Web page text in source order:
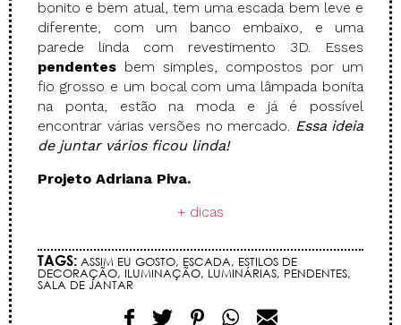
bonito e bem atual, tem uma escada bem leve e
diferente, com um banco embaixo, e uma
parede linda com revestimento 3D. Esses
pendentes bem simples, compostos por um
fio grosso e um bocal com uma lâmpada bonita
na ponta, estão na moda e já é possível
encontrar várias versões no mercado. Essa ideia
de juntar vários ficou linda!
Projeto Adriana Piva.
+ dicas
TAGS: ASSIM EU GOSTO, ESCADA, ESTILOS DE
DECORAÇÃO, ILUMINAÇÃO, LUMINÁRIAS, PENDENTES,
SALA DE JANTAR